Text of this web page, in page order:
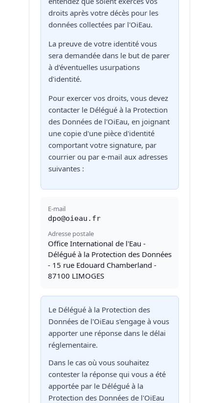
droits après votre décès pour les
données collectées par l'OiEau.
La preuve de votre identité vous
sera demandée dans le but de parer
à d'éventuelles usurpations
d'identité.
Pour exercer vos droits, vous devez
contacter le Délégué à la Protection
des Données de l'OiEau, en joignant
une copie d'une pièce d'identité
comportant votre signature, par
courrier ou par e-mail aux adresses
suivantes :
E-mail
dpo@oieau.fr
Adresse postale
Office International de l'Eau -
Délégué à la Protection des Données
- 15 rue Edouard Chamberland -
87100 LIMOGES
Le Délégué à la Protection des
Données de l'OiEau s'engage à vous
apporter une réponse dans le délai
réglementaire.
Dans le cas où vous souhaitez
contester la réponse qui vous a été
apportée par le Délégué à la
Protection des Données de l'OiEau